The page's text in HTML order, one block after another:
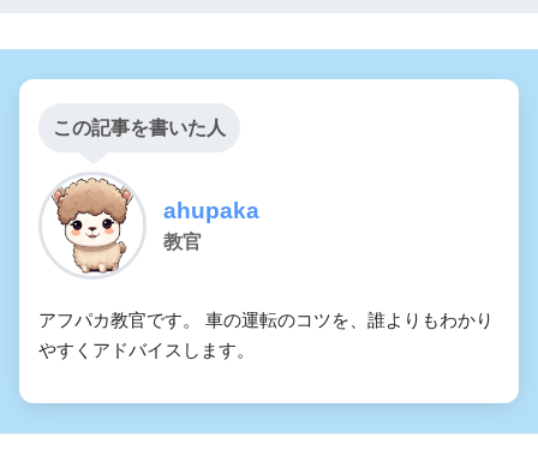
この記事を書いた人
ahupaka
教官
アフパカ教官です。 車の運転のコツを、誰よりもわかり
やすくアドバイスします。